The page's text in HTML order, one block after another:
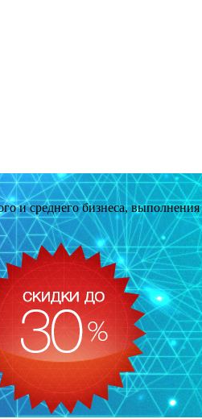
и среднего бизнеса,